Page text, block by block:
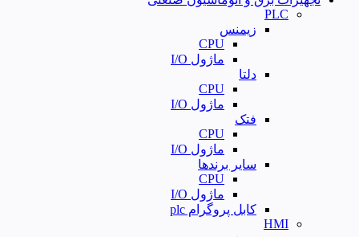
PLC
زیمنس
CPU
ماژول I/O
دلتا
CPU
ماژول I/O
فتک
CPU
ماژول I/O
سایر برندها
CPU
ماژول I/O
کابل پروگرام plc
HMI